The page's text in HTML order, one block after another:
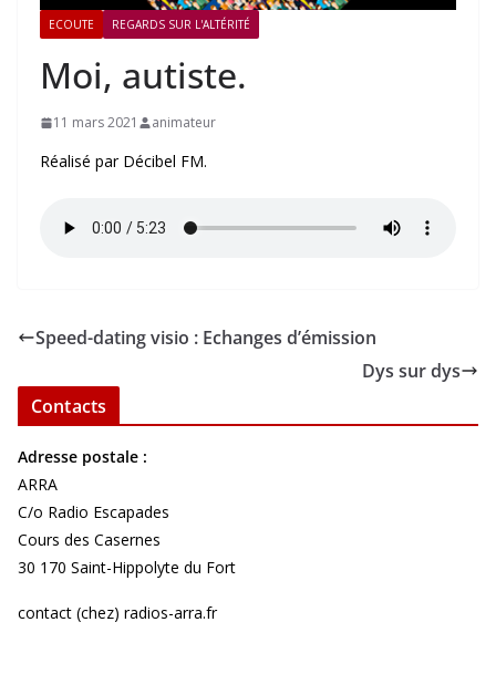
ECOUTE REGARDS SUR L'ALTÉRITÉ
Moi, autiste.
11 mars 2021 animateur
Réalisé par Décibel FM.
Speed-dating visio : Echanges d’émission
Dys sur dys
Contacts
Adresse postale :
ARRA
C/o Radio Escapades
Cours des Casernes
30 170 Saint-Hippolyte du Fort
contact (chez) radios-arra.fr